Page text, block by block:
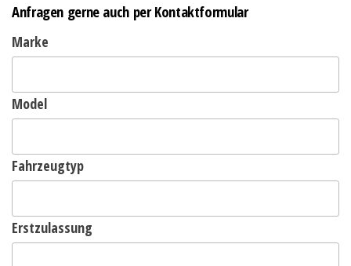
Anfragen gerne auch per Kontaktformular
Marke
Model
Fahrzeugtyp
Erstzulassung